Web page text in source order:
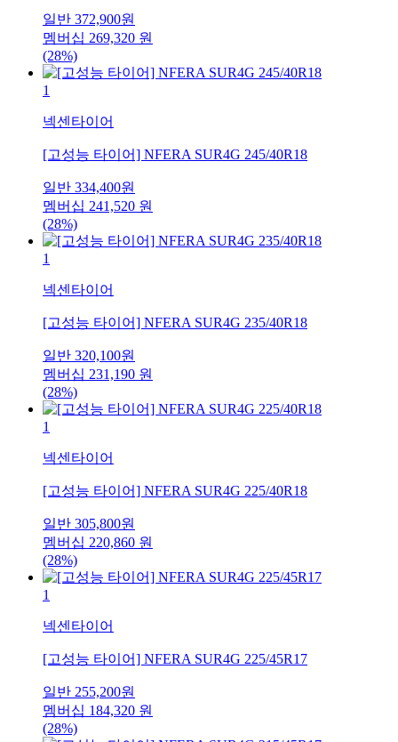
일반 372,900원
멤버십 269,320 원
(28%)
1
넥센타이어
[고성능 타이어] NFERA SUR4G 245/40R18
일반 334,400원
멤버십 241,520 원
(28%)
1
넥센타이어
[고성능 타이어] NFERA SUR4G 235/40R18
일반 320,100원
멤버십 231,190 원
(28%)
1
넥센타이어
[고성능 타이어] NFERA SUR4G 225/40R18
일반 305,800원
멤버십 220,860 원
(28%)
1
넥센타이어
[고성능 타이어] NFERA SUR4G 225/45R17
일반 255,200원
멤버십 184,320 원
(28%)